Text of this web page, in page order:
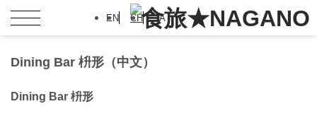
EN CH JA
Dining Bar 枡形（中文）
Dining Bar 枡形